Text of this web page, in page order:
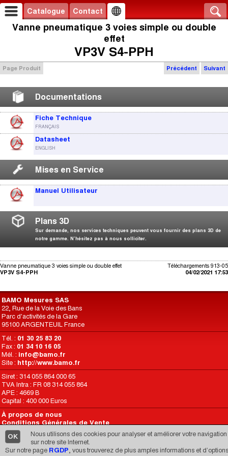
OK
Nous utilisons des cookies pour analyser et améliorer votre navigation
sur notre site Internet.
Sur notre page RGDP, vous trouverez de plus amples informations et d’options
Catalogue Contact
Vanne pneumatique 3 voies simple ou double
effet
VP3V S4-PPH
Précédent Suivant
Page Produit
Documentations
Fiche Technique
FRANÇAIS
Datasheet
ENGLISH
Mises en Service
Manuel Utilisateur
Plans 3D
Sur demande, nos services techniques peuvent vous fournir des plans 3D de
notre gamme. N’hésitez pas à nous solliciter.
Téléchargements 913-05
04/02/2021 17:53
Vanne pneumatique 3 voies simple ou double effet
VP3V S4-PPH
BAMO Mesures SAS
22, Rue de la Voie des Bans
Parc d'activités de la Gare
95100 ARGENTEUIL France
Tél. : 01 30 25 83 20
Fax : 01 34 10 16 05
Mél. : info@bamo.fr
Site : http://www.bamo.fr
Siret : 314 055 864 000 65
TVA Intra : FR 08 314 055 864
APE : 4669 B
Capital : 400 000 Euros
À propos de nous
Conditions Générales de Vente
Conditions d’Utilisation du Site
RGPD
Une réalisation deCARIMEDIAdepuis 1998